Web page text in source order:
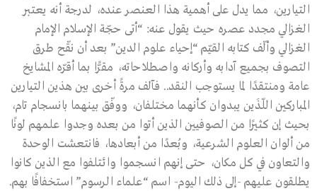
التيارين، مما يدل على أهمية هذا العنصر عنده، لدرجة أنه يعتبر
الغزالي مجدد عصره حيث يقول عنه: “أتى حجّة الإسلام الإمام
الغزالي وألّف كتابه القيّم “إحياء علوم الدين” بعد أن نقّح طرق
التصوف بجميع آدابه وأركانه واصطلاحاته، مقرًّا بما أقرّه المشايخ
عامة ومنتقدًا لما يستوجب النقد.. فآلف مرةً أخرى بين هذين التيارين
المباركين اللّذَين يبدوان كأنهما مختلفان، ووفّق بينهما بانسجام تام،
بحيث إن كثيرًا من الصوفيين الذين أتوا من بعده وجدوا علمهم لونًا
من ألوان العلوم الشرعية، وبُعدًا من أبعادها، فانتعشت الوحدة
والتعاون في كل مكان، حتى إنهم انسجموا وائتلفوا مع الذين كانوا
يطلقون عليهم -إلى ذلك اليوم- اسم “علماء الرسوم” استخفافًا بهم.